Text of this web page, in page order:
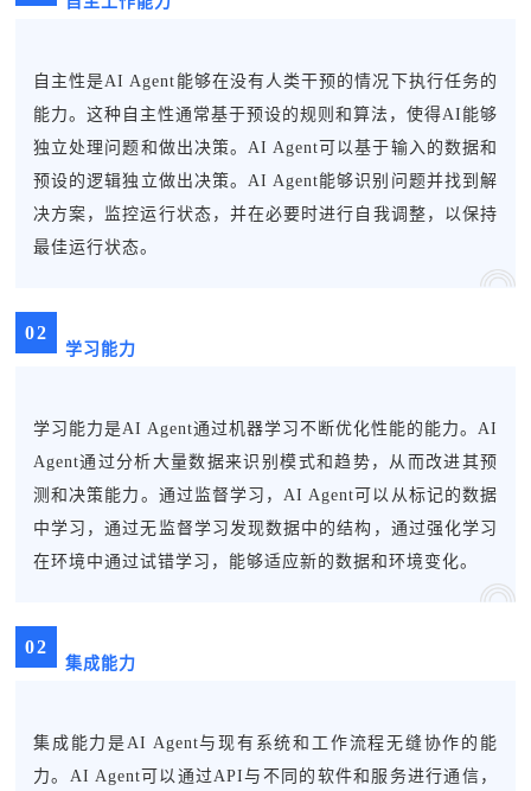
自主性是AI Agent能够在没有人类干预的情况下执行任务的
能力。这种自主性通常基于预设的规则和算法，使得AI能够
独立处理问题和做出决策。AI Agent可以基于输入的数据和
预设的逻辑独立做出决策。AI Agent能够识别问题并找到解
决方案，监控运行状态，并在必要时进行自我调整，以保持
最佳运行状态。
02
学习能力
学习能力是AI Agent通过机器学习不断优化性能的能力。AI
Agent通过分析大量数据来识别模式和趋势，从而改进其预
测和决策能力。通过监督学习，AI Agent可以从标记的数据
中学习，通过无监督学习发现数据中的结构，通过强化学习
在环境中通过试错学习，能够适应新的数据和环境变化。
02
集成能力
集成能力是AI Agent与现有系统和工作流程无缝协作的能
力。AI Agent可以通过API与不同的软件和服务进行通信，